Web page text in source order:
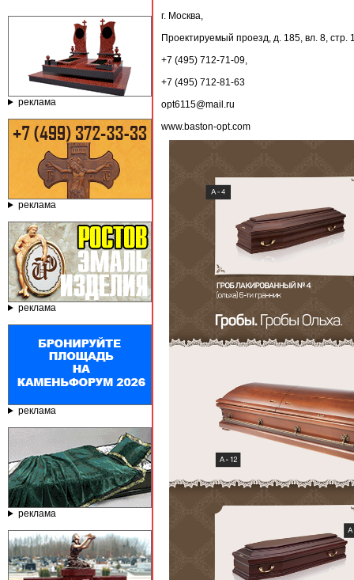
реклама
реклама
реклама
реклама
реклама
г. Москва,
Проектируемый проезд, д. 185, вл. 8, стр.
+7 (495) 712-71-09,
+7 (495) 712-81-63
opt6115@mail.ru
www.baston-opt.com